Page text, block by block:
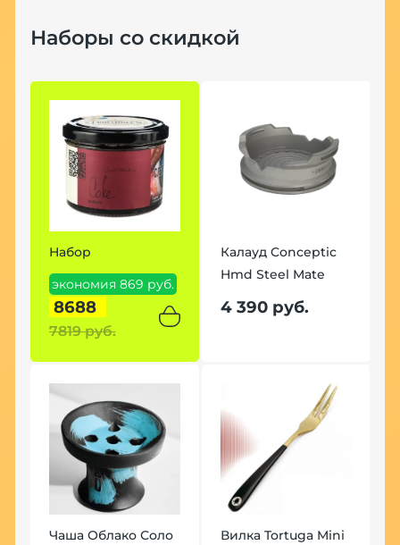
Наборы со скидкой
Набор
экономия 869 руб.
8688
7819 руб.
Калауд Conceptic
Hmd Steel Mate
4 390 руб.
Чаша Облако Соло
Вилка Tortuga Mini